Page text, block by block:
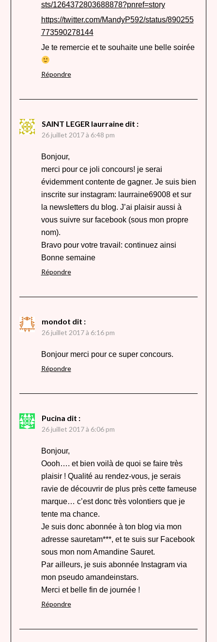
sts/1264372803688878?pnref=story
https://twitter.com/MandyP592/status/890255
773590278144
Je te remercie et te souhaite une belle soirée
Répondre
SAINT LEGER laurraine dit :
26 juillet 2017 à 6:48 pm
Bonjour,
merci pour ce joli concours! je serai
évidemment contente de gagner. Je suis bien
inscrite sur instagram: laurraine69008 et sur
la newsletters du blog. J’ai plaisir aussi à
vous suivre sur facebook (sous mon propre
nom).
Bravo pour votre travail: continuez ainsi
Bonne semaine
Répondre
mondot dit :
26 juillet 2017 à 6:16 pm
Bonjour merci pour ce super concours.
Répondre
Pucina dit :
26 juillet 2017 à 6:06 pm
Bonjour,
Oooh…. et bien voilà de quoi se faire très
plaisir ! Qualité au rendez-vous, je serais
ravie de découvrir de plus près cette fameuse
marque… c’est donc très volontiers que je
tente ma chance.
Je suis donc abonnée à ton blog via mon
adresse sauretam***, et te suis sur Facebook
sous mon nom Amandine Sauret.
Par ailleurs, je suis abonnée Instagram via
mon pseudo amandeinstars.
Merci et belle fin de journée !
Répondre